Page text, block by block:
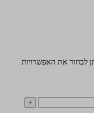
לבחור את האפשרויות